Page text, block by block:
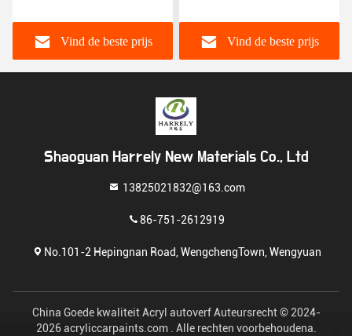
Coating
Vind de beste prijs Vind de beste prijs
Shaoguan Harrely New Materials Co., Ltd
13825021832@163.com
86-751-2612919
No.101-2 Hepingnan Road, WengchengTown, Wengyuan
China Goede kwaliteit Acryl autoverf Auteursrecht © 2024-
2026 acryliccarpaints.com . Alle rechten voorbehoudena.